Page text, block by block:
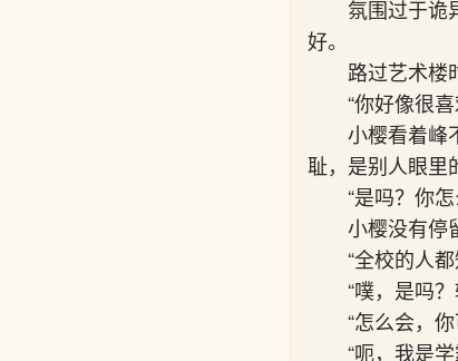
氛围过于诡
好。
路过艺术楼
“你好像很
小樱看着峰
耻，是别人眼里
“是吗？你
小樱没有停
“全校的人
“噗，是吗
“怎么会，
“呃，我是